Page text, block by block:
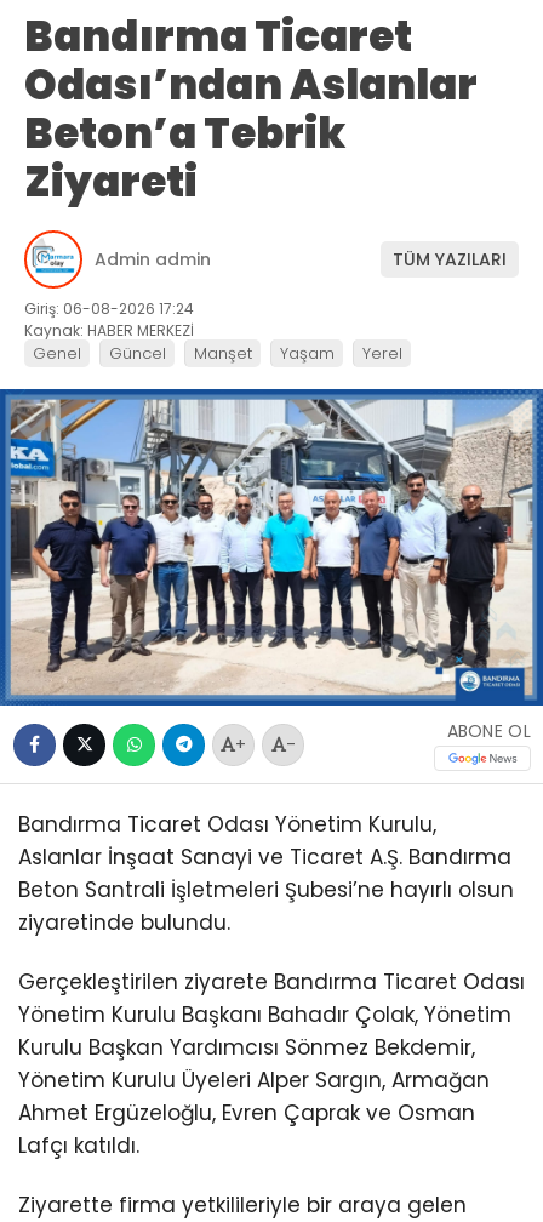
Bandırma Ticaret
Odası’ndan Aslanlar
Beton’a Tebrik
Ziyareti
Admin admin TÜM YAZILARI
Giriş: 06-08-2026 17:24
Kaynak: HABER MERKEZİ
Genel Güncel Manşet Yaşam Yerel
+ -
ABONE OL
Bandırma Ticaret Odası Yönetim Kurulu,
Aslanlar İnşaat Sanayi ve Ticaret A.Ş. Bandırma
Beton Santrali İşletmeleri Şubesi’ne hayırlı olsun
ziyaretinde bulundu.
Gerçekleştirilen ziyarete Bandırma Ticaret Odası
Yönetim Kurulu Başkanı Bahadır Çolak, Yönetim
Kurulu Başkan Yardımcısı Sönmez Bekdemir,
Yönetim Kurulu Üyeleri Alper Sargın, Armağan
Ahmet Ergüzeloğlu, Evren Çaprak ve Osman
Lafçı katıldı.
Ziyarette firma yetkilileriyle bir araya gelen